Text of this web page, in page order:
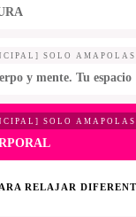
SOLO AMAPOLAS
y mente. Tu espacio
SOLO AMAPOLAS
RELAJAR